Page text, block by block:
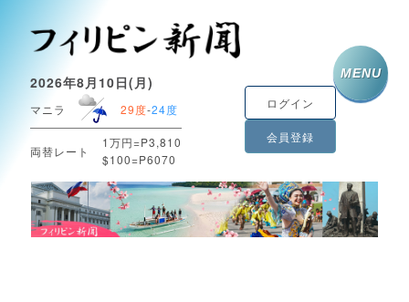
2026年8月10日(月)
マニラ 29度-24度
両替レート
1万円=P3,810
$100=P6070
ログイン
会員登録
MENU